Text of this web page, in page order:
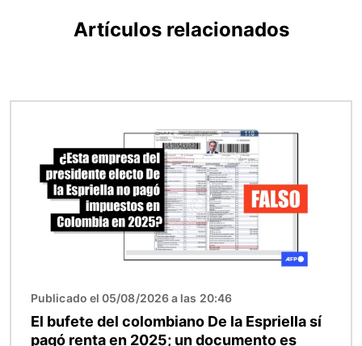
Artículos relacionados
Publicado el 05/08/2026 a las 20:46
El bufete del colombiano De la Espriella sí
pagó renta en 2025; un documento es